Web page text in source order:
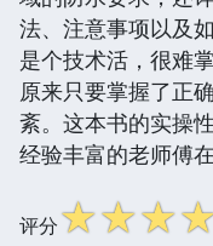
法、注意事项以及
是个技术活，很难
原来只要掌握了正
紊。这本书的实操
经验丰富的老师傅
评分☆☆☆